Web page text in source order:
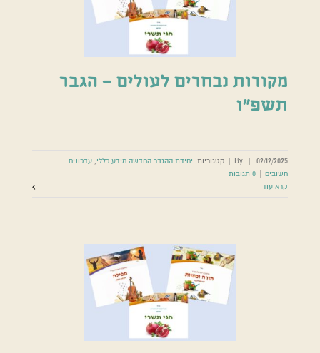
מקורות נבחרים לעולים – הגבר
תשפ”ו
By 02/12/2025 קטגוריות :יחידת ההגבר החדשה מידע כללי, עדכונים
חשובים
0 תגובות
קרא עוד